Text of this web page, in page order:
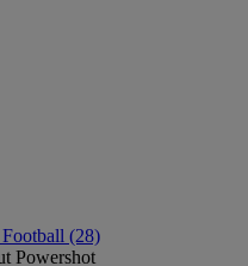
(28)
Powershot